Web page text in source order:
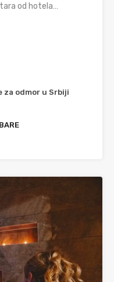
od hotela…
za odmor u Srbiji